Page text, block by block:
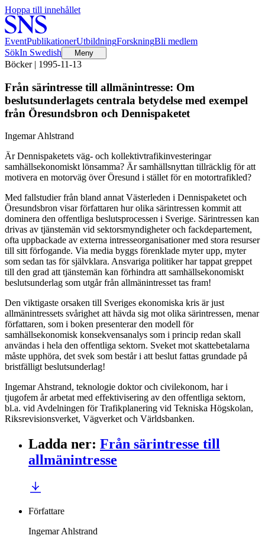
Hoppa till innehållet
EventPublikationerUtbildningForskningBli medlem
SökIn Swedish Meny
Böcker | 1995-11-13
Från särintresse till allmänintresse: Om
beslutsunderlagets centrala betydelse med exempel
från Öresundsbron och Dennispaketet
Ingemar Ahlstrand
Är Dennispaketets väg- och kollektivtrafikinvesteringar
samhällsekonomiskt lönsamma? Är samhällsnyttan tillräcklig för att
motivera en motorväg över Öresund i stället för en motortrafikled?
Med fallstudier från bland annat Västerleden i Dennispaketet och
Öresundsbron visar författaren hur olika särintressen kommit att
dominera den offentliga beslutsprocessen i Sverige. Särintressen kan
drivas av tjänstemän vid sektorsmyndigheter och fackdepartement,
ofta uppbackade av externa intresseorganisationer med stora resurser
till sitt förfogande. Via media byggs förenklade myter upp, myter
som sedan tas för självklara. Ansvariga politiker har tappat greppet
till den grad att tjänstemän kan förhindra att samhällsekonomiskt
beslutsunderlag som utgår från allmänintresset tas fram!
Den viktigaste orsaken till Sveriges ekonomiska kris är just
allmänintressets svårighet att hävda sig mot olika särintressen, menar
författaren, som i boken presenterar den modell för
samhällsekonomisk konsekvensanalys som i princip redan skall
användas i hela den offentliga sektorn. Sveket mot skattebetalarna
måste upphöra, det svek som består i att beslut fattas grundade på
bristfälligt beslutsunderlag!
Ingemar Ahstrand, teknologie doktor och civilekonom, har i
tjugofem år arbetat med effektivisering av den offentliga sektorn,
bl.a. vid Avdelningen för Trafikplanering vid Tekniska Högskolan,
Riksrevisionsverket, Vägverket och Världsbanken.
Ladda ner: Från särintresse till
allmänintresse
Författare
Ingemar Ahlstrand